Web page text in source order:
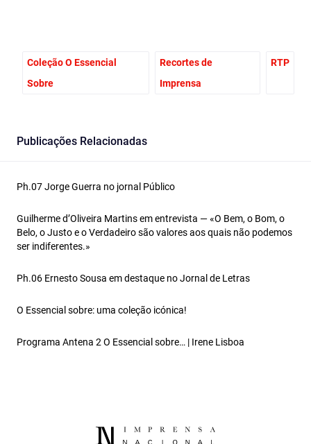
Coleção O Essencial
Sobre
Recortes de
Imprensa
RTP
Publicações Relacionadas
Ph.07 Jorge Guerra no jornal Público
Guilherme d’Oliveira Martins em entrevista — «O Bem, o Bom, o
Belo, o Justo e o Verdadeiro são valores aos quais não podemos
ser indiferentes.»
Ph.06 Ernesto Sousa em destaque no Jornal de Letras
O Essencial sobre: uma coleção icónica!
Programa Antena 2 O Essencial sobre… | Irene Lisboa